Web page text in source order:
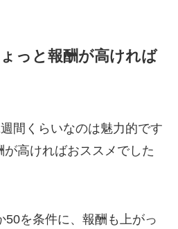
っと報酬が高ければ
間くらいなのは魅力的です
高ければおススメでした
50を条件に、報酬も上がっ